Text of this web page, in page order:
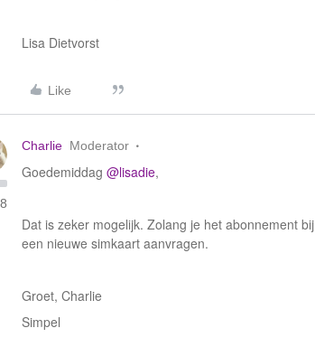
Lisa Dietvorst
Like
Charlie Moderator
Goedemiddag @lisadie,
Dat is zeker mogelijk. Zolang je het abonnement
een nieuwe simkaart aanvragen.
Groet, Charlie
Simpel